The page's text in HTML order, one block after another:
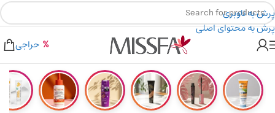
پرش به ناوبری
پرش به محتوای اصلی
۲٪ تخفیف روی سبد خرید برای روش کارت به کارت
هدیه برای خرید های بالای ۵ میلیون تومن
حراجی